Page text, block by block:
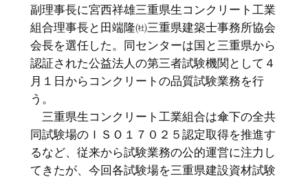
副理事長に宮西祥雄三重県生コンクリート工業
組合理事長と田端隆㈳三重県建築士事務所協会
会長を選任した。同センターは国と三重県から
認証された公益法人の第三者試験機関として４
月１日からコンクリートの品質試験業務を行
う。
三重県生コンクリート工業組合は傘下の全共
同試験場のＩＳＯ１７０２５認定取得を推進す
るなど、従来から試験業務の公的運営に注力し
てきたが、今回各試験場を三重県建設資材試験